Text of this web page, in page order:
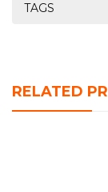
TAGS
RELATED